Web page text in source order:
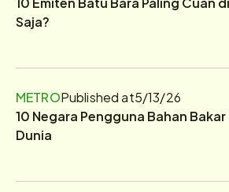
Saja?
METROPublished at5/13/26
10 Negara Pengguna Bahan
Dunia